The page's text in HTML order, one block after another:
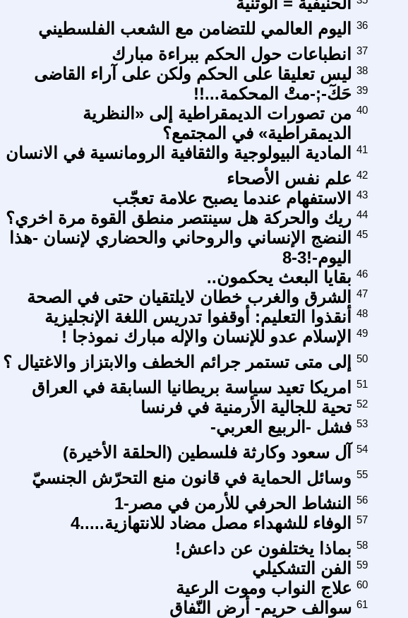
اليوم العالمي للتضامن مع الشعب الفلسطيني 36
انطباعات حول الحكم ببراءة مبارك
37
ليس تعليقا على الحكم ولكن على آراء القاضى 38
حَكٓ-;-متْ المحكمة...!! 39
من تصورات الديمقراطية إلى «النظرية
الديمقراطية» في المجتمع؟
40
المادية البيولوجية والثقافية الرومانسية في الانسان 41
علم نفس الأصحاء 42
الاستفهام عندما يصبح علامة تعجّب
43
ريك والحركة هل سينتصر منطق القوة مرة اخري؟ 44
النضج الإنساني والروحاني والحضاري لإنسان -هذا
اليوم-!3-8
45
بقايا البعث يحكمون.. 46
الشرق والغرب خطان لايلتقيان حتى في الصحة
47
أنقذوا التعليم: أوقفوا تدريس اللغة الإنجليزية
48
الإسلام عدو للإنسان والإله مبارك نموذجا ! 49
إلى متى تستمر جرائم الخطف والابتزاز والاغتيال ؟ 50
امريكا تعيد سياسة بريطانيا السابقة في العراق
51
تحية للجالية الأرمنية في فرنسا 52
فشل -الربيع العربي- 53
آل سعود وكارثة فلسطين (الحلقة الأخيرة) 54
وسائل الحماية في قانون منع التحرّش الجنسيّ 55
النشاط الحرفي للأرمن في مصر-1
56
الوفاء للشهداء مصل مضاد للانتهازية.....4 57
بماذا يختلفون عن داعش! 58
الفن التشكيلي
59
علاج النواب وموت الرعية 60
سوالف حريم- أرض النّفاق 61